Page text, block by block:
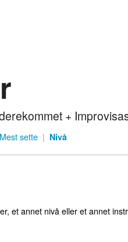
+
Mest sette | Nivå
et annet nivå eller et annet